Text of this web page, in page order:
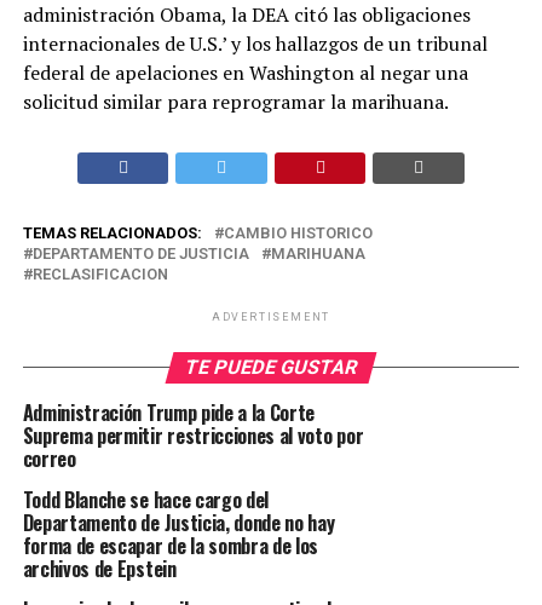
administración Obama, la DEA citó las obligaciones
internacionales de U.S.’ y los hallazgos de un tribunal
federal de apelaciones en Washington al negar una
solicitud similar para reprogramar la marihuana.
TEMAS RELACIONADOS:
CAMBIO HISTORICO
DEPARTAMENTO DE JUSTICIA
MARIHUANA
RECLASIFICACION
ADVERTISEMENT
TE PUEDE GUSTAR
Administración Trump pide a la Corte
Suprema permitir restricciones al voto por
correo
Todd Blanche se hace cargo del
Departamento de Justicia, donde no hay
forma de escapar de la sombra de los
archivos de Epstein